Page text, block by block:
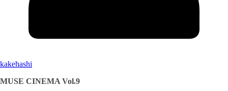
kakehashi
MUSE CINEMA Vol.9